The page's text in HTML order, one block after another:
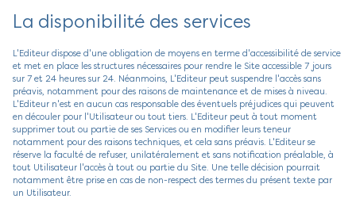
La disponibilité des services
L'Editeur dispose d'une obligation de moyens en terme d'accessibilité de service
et met en place les structures nécessaires pour rendre le Site accessible 7 jours
sur 7 et 24 heures sur 24. Néanmoins, L'Editeur peut suspendre l'accès sans
préavis, notamment pour des raisons de maintenance et de mises à niveau.
L'Editeur n'est en aucun cas responsable des éventuels préjudices qui peuvent
en découler pour l'Utilisateur ou tout tiers. L'Editeur peut à tout moment
supprimer tout ou partie de ses Services ou en modifier leurs teneur
notamment pour des raisons techniques, et cela sans préavis. L'Editeur se
réserve la faculté de refuser, unilatéralement et sans notification préalable, à
tout Utilisateur l'accès à tout ou partie du Site. Une telle décision pourrait
notamment être prise en cas de non-respect des termes du présent texte par
un Utilisateur.